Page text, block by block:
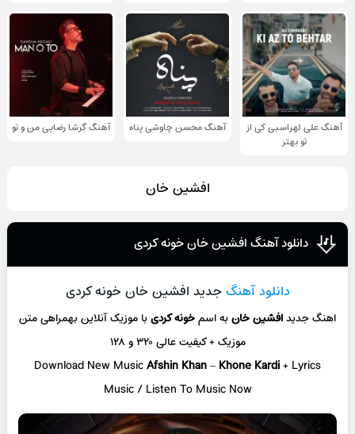
آهنگ علی لهراسبی کی از
تو ‌بهتر
آهنگ محسن چاوشی پناه آهنگ گرشا رضایی من و تو
افشین خان
دانلود آهنگ افشین خان خونه‌ کردی
دانلود آهنگ جدید افشین خان خونه‌ کردی
اهنگ جدیدافشین خانبه اسمخونه‌ کردیبا موزیک آنلاینبهمراهی متن
موزیک + کیفیت عالی ۳۲۰ و ۱۲۸
Download New MusicAfshin Khan– Khone Kardi+ Lyrics
Music / Listen To Music Now